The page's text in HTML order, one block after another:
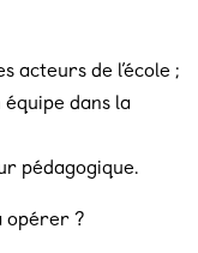
acteurs de l’école ;
équipe dans la
pédagogique.
opérer ?